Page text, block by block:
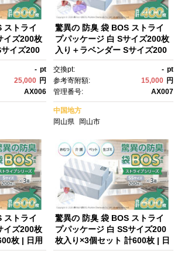
ストライ
イズ200枚
イズ200
ット）計6
常備品 生
ミ袋 大容
非常用 防
ット おむ
と 岡
- pt
25,000 円
AX006
驚異の 防臭 袋 BOS ストライ
プパッケージ 白 Sサイズ200枚
入り＋ラベンダー Sサイズ200
用品 消耗品 常備品 生活用品 ま
とめ買い ゴミ袋 大容量 日用消
耗品 防災用 非常用 防臭袋 介
護 赤ちゃん ペット おむつ BO
S セット ふるさと 岡山 送料無
料
交換pt: - pt
参考寄附額:
15,000 円
管理番号:
AX007
中国地方
岡山県
岡山市
ストライ
イズ200枚
枚 | 日用
驚異の 防臭 袋 BOS ストライ
プパッケージ 白 SSサイズ200
枚入り×3個セット 計600枚 | 日